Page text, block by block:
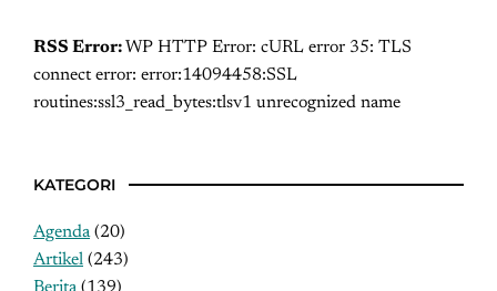
RSS Error: WP HTTP Error: cURL error 35: TLS
connect error: error:14094458:SSL
routines:ssl3_read_bytes:tlsv1 unrecognized name
KATEGORI
Agenda(20)
Artikel (243)